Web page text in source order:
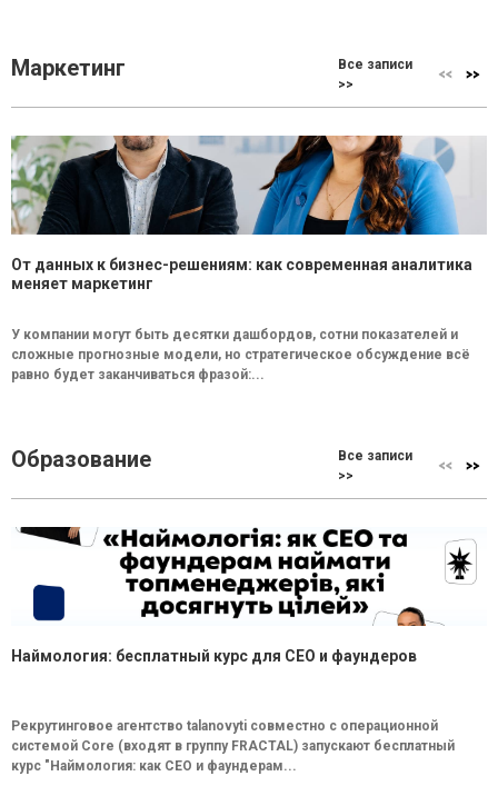
Маркетинг
Все записи
>>
От данных к бизнес-решениям: как современная аналитика
меняет маркетинг
У компании могут быть десятки дашбордов, сотни показателей и
сложные прогнозные модели, но стратегическое обсуждение всё
равно будет заканчиваться фразой:...
Образование
Все записи
>>
Наймология: бесплатный курс для CEO и фаундеров
Рекрутинговое агентство talanovyti совместно с операционной
системой Core (входят в группу FRACTAL) запускают бесплатный
курс "Наймология: как СEO и фаундерам...